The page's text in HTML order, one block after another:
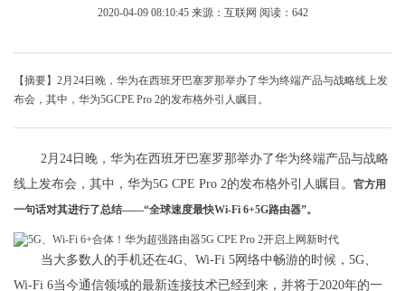
2020-04-09 08:10:45 来源：互联网 阅读：642
【摘要】2月24日晚，华为在西班牙巴塞罗那举办了华为终端产品与战略线上发
布会，其中，华为5GCPE Pro 2的发布格外引人瞩目。
2月24日晚，华为在西班牙巴塞罗那举办了华为终端产品与战略
线上发布会，其中，华为5G CPE Pro 2的发布格外引人瞩目。 官方用
一句话对其进行了总结——“全球速度最快Wi-Fi 6+5G路由器”。
当大多数人的手机还在4G、Wi-Fi 5网络中畅游的时候，5G、
Wi-Fi 6当今通信领域的最新连接技术已经到来，并将于2020年的一